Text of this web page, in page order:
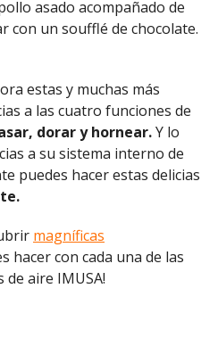
asado acompañado de
con un soufflé de chocolate.
estas y muchas más
a las cuatro funciones de
dorar y hornear.Y lo
a su sistema interno de
puedes hacer estas delicias
magníficas
hacer con cada una de las
aire IMUSA!